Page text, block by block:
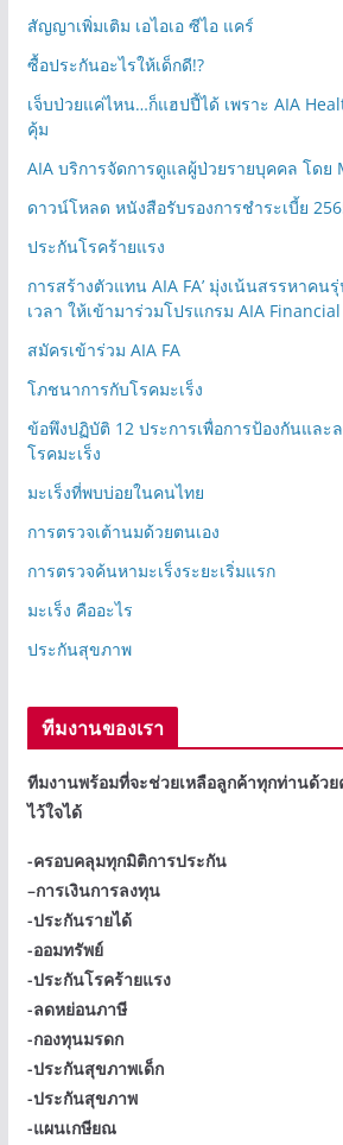
สัญญาเพิ่มเติม เอไอเอ ซีไอ แคร์
ซื้อประกันอะไรให้เด็กดี!?
เจ็บป่วยแค่ไหน…ก็แฮปปี้ได้ เพราะ AIA
คุ้ม
AIA บริการจัดการดูแลผู้ป่วยรายบุคคล โดย
ดาวน์โหลด หนังสือรับรองการชำระเบี้ย
ประกันโรคร้ายแรง
การสร้างตัวแทน AIA FA’ มุ่งเน้นสรรหาคน
เวลา ให้เข้ามาร่วมโปรแกรม AIA
สมัครเข้าร่วม AIA FA
โภชนาการกับโรคมะเร็ง
ข้อพึงปฏิบัติ 12 ประการเพื่อการป้องกันและ
โรคมะเร็ง
มะเร็งที่พบบ่อยในคนไทย
การตรวจเต้านมด้วยตนเอง
การตรวจค้นหามะเร็งระยะเริ่มแรก
มะเร็ง คืออะไร
ประกันสุขภาพ
ทีมงานของเรา
ทีมงานพร้อมที่จะช่วยเหลือลูกค้าทุกท่านด้ว
ไว้ใจได้
-ครอบคลุมทุกมิติการประกัน
–การเงินการลงทุน
-ประกันรายได้
-ออมทรัพย์
-ประกันโรคร้ายแรง
-ลดหย่อนภาษี
-กองทุนมรดก
-ประกันสุขภาพเด็ก
-ประกันสุขภาพ
-แผนเกษียณ